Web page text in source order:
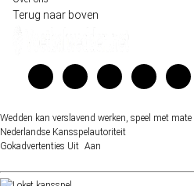
Terug naar boven
Wedden kan verslavend werken, speel met mate |
Nederlandse Kansspelautoriteit
Gokadvertenties Uit Aan